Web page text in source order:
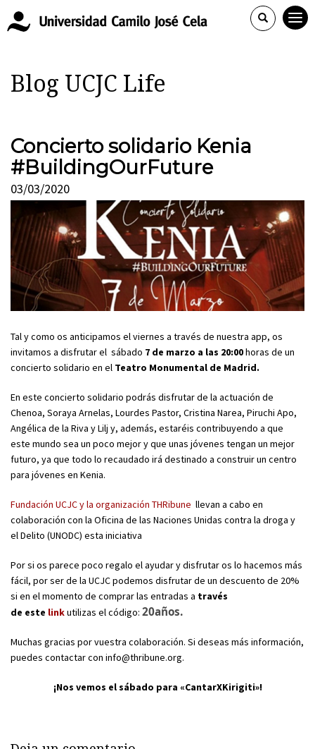
Blog UCJC Life
Concierto solidario Kenia
#BuildingOurFuture
03/03/2020
Tal y como os anticipamos el viernes a través de nuestra app, os
invitamos a disfrutar el sábado 7 de marzo a las 20:00horas de un
concierto solidario en el Teatro Monumental de Madrid.
En este concierto solidario podrás disfrutar de la actuación de
Chenoa, Soraya Arnelas, Lourdes Pastor, Cristina Narea, Piruchi Apo,
Angélica de la Riva y Lilj y, además, estaréis contribuyendo a que
este mundo sea un poco mejor y que unas jóvenes tengan un mejor
futuro, ya que todo lo recaudado irá destinado a construir un centro
para jóvenes en Kenia.
Fundación UCJC y la organización THRibune llevan a cabo en
colaboración con la Oficina de las Naciones Unidas contra la droga y
el Delito (UNODC) esta iniciativa
Por si os parece poco regalo el ayudar y disfrutar os lo hacemos más
fácil, por ser de la UCJC podemos disfrutar de un descuento de 20%
si en el momento de comprar las entradas a través
de este linkutilizas el código: 20años.
Muchas gracias por vuestra colaboración. Si deseas más información,
puedes contactar con info@thribune.org.
¡Nos vemos el sábado para «CantarXKirigiti»!